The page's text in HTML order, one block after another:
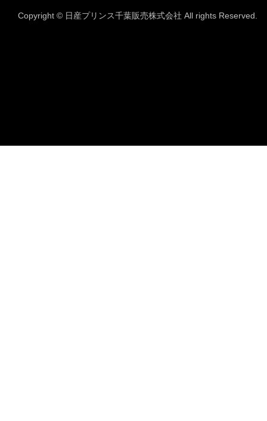
Copyright © 日産プリンス千葉販売株式会社 All rights Reserved.